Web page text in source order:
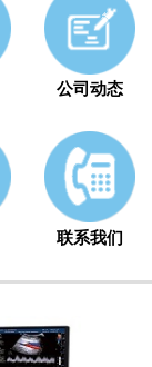
公司动态
联系我们